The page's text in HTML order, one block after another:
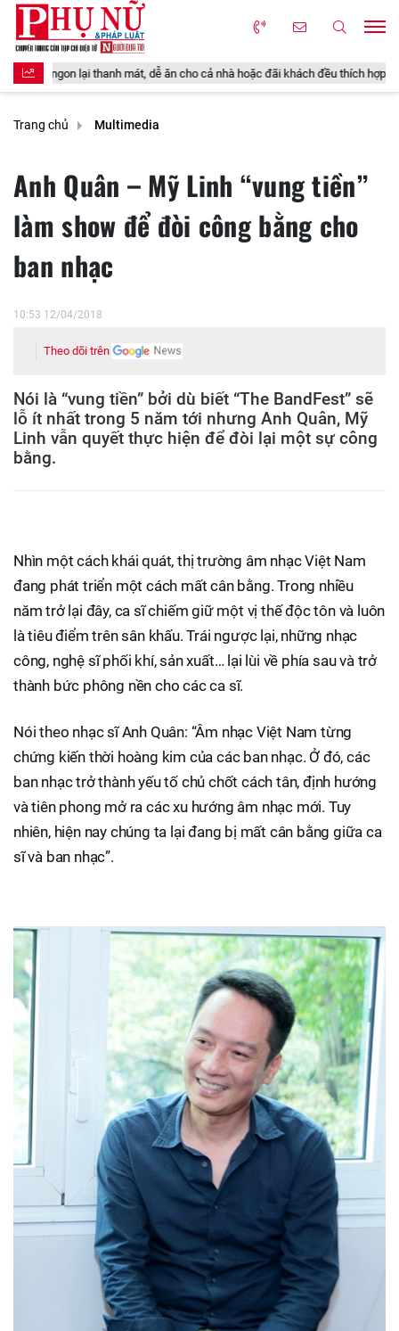
mát, dễ ăn cho cả nhà hoặc đãi khách đều thích hợp Thực hư
Trang chủ Multimedia
Anh Quân – Mỹ Linh “vung tiền”
làm show để đòi công bằng cho
ban nhạc
10:53 12/04/2018
Theo dõi trên
Nói là “vung tiền” bởi dù biết “The BandFest” sẽ
lỗ ít nhất trong 5 năm tới nhưng Anh Quân, Mỹ
Linh vẫn quyết thực hiện để đòi lại một sự công
bằng.
Nhìn một cách khái quát, thị trường âm nhạc Việt Nam
đang phát triển một cách mất cân bằng. Trong nhiều
năm trở lại đây, ca sĩ chiếm giữ một vị thế độc tôn và luôn
là tiêu điểm trên sân khấu. Trái ngược lại, những nhạc
công, nghệ sĩ phối khí, sản xuất… lại lùi về phía sau và trở
thành bức phông nền cho các ca sĩ.
Nói theo nhạc sĩ Anh Quân: “Âm nhạc Việt Nam từng
chứng kiến thời hoàng kim của các ban nhạc. Ở đó, các
ban nhạc trở thành yếu tố chủ chốt cách tân, định hướng
và tiên phong mở ra các xu hướng âm nhạc mới. Tuy
nhiên, hiện nay chúng ta lại đang bị mất cân bằng giữa ca
sĩ và ban nhạc”.